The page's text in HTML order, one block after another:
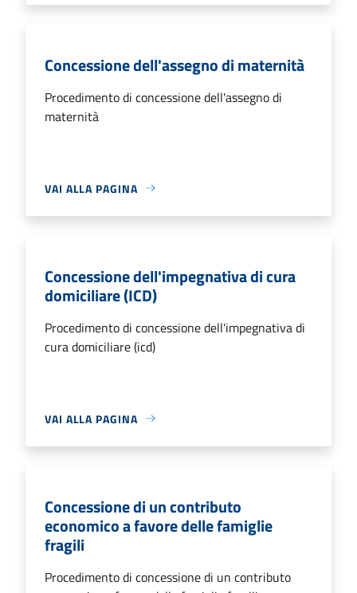
Concessione dell'assegno di maternità
Procedimento di concessione dell'assegno di
maternità
VAI ALLA PAGINA
Concessione dell'impegnativa di cura
domiciliare (ICD)
Procedimento di concessione dell'impegnativa di
cura domiciliare (icd)
VAI ALLA PAGINA
Concessione di un contributo
economico a favore delle famiglie
fragili
Procedimento di concessione di un contributo